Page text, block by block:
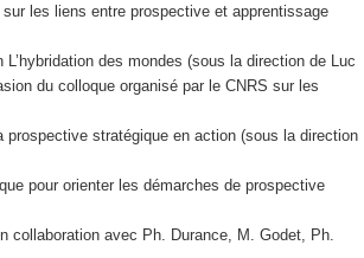
les liens entre prospective et apprentissage
des mondes (sous la direction de Luc
du colloque organisé par le CNRS sur les
stratégique en action (sous la direction
pour orienter les démarches de prospective
collaboration avec Ph. Durance, M. Godet, Ph.